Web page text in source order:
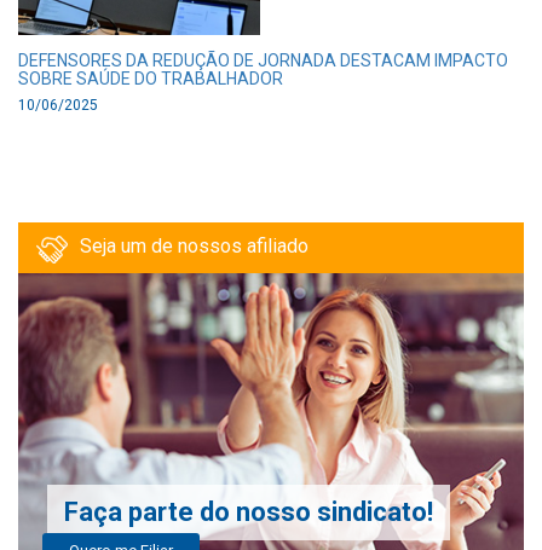
DEFENSORES DA REDUÇÃO DE JORNADA DESTACAM IMPACTO
SOBRE SAÚDE DO TRABALHADOR
10/06/2025
Seja um de nossos afiliado
Faça parte do nosso sindicato!